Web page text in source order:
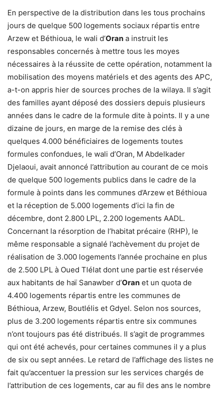
En perspective de la distribution dans les tous prochains
jours de quelque 500 logements sociaux répartis entre
Arzew et Béthioua, le wali d’Oran a instruit les
responsables concernés à mettre tous les moyes
nécessaires à la réussite de cette opération, notamment la
mobilisation des moyens matériels et des agents des APC,
a-t-on appris hier de sources proches de la wilaya. Il s’agit
des familles ayant déposé des dossiers depuis plusieurs
années dans le cadre de la formule dite à points. Il y a une
dizaine de jours, en marge de la remise des clés à
quelques 4.000 bénéficiaires de logements toutes
formules confondues, le wali d’Oran, M Abdelkader
Djelaoui, avait annoncé l’attribution au courant de ce mois
de quelque 500 logements publics dans le cadre de la
formule à points dans les communes d’Arzew et Béthioua
et la réception de 5.000 logements d’ici la fin de
décembre, dont 2.800 LPL, 2.200 logements AADL.
Concernant la résorption de l’habitat précaire (RHP), le
même responsable a signalé l’achèvement du projet de
réalisation de 3.000 logements l’année prochaine en plus
de 2.500 LPL à Oued Tlélat dont une partie est réservée
aux habitants de haï Sanawber d’Oran et un quota de
4.400 logements répartis entre les communes de
Béthioua, Arzew, Boutlélis et Gdyel. Selon nos sources,
plus de 3.200 logements répartis entre six communes
n’ont toujours pas été distribués. Il s’agit de programmes
qui ont été achevés, pour certaines communes il y a plus
de six ou sept années. Le retard de l’affichage des listes ne
fait qu’accentuer la pression sur les services chargés de
l’attribution de ces logements, car au fil des ans le nombre